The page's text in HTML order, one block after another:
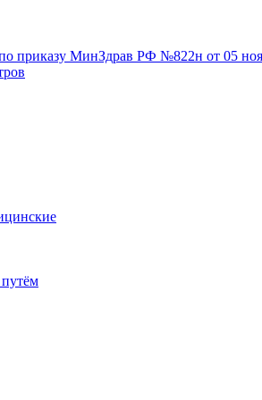
приказу МинЗдрав РФ №822н от 05